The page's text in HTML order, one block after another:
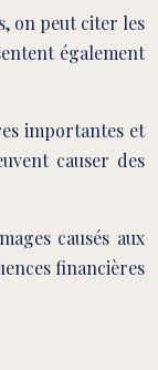
on peut citer les
également
importantes et
causer des
causés aux
financières